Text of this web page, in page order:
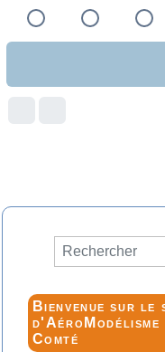
Bienvenue sur le
Comté